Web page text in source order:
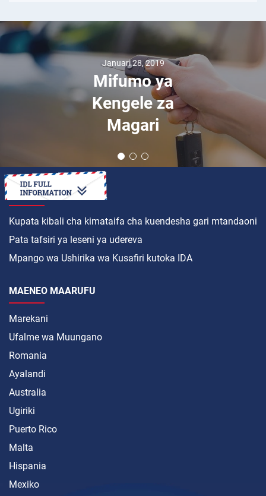
Januari 28, 2019
Mifumo ya
Kengele za
Magari
JINSI YA
Kupata kibali cha kimataifa cha kuendesha gari mtandaoni
Pata tafsiri ya leseni ya udereva
Mpango wa Ushirika wa Kusafiri kutoka IDA
MAENEO MAARUFU
Marekani
Ufalme wa Muungano
Romania
Ayalandi
Australia
Ugiriki
Puerto Rico
Malta
Hispania
Mexiko